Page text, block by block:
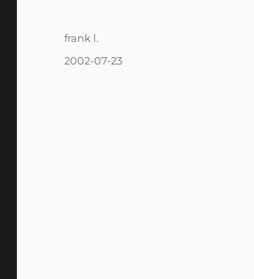
Author
frank l.
Posted
2002-07-23